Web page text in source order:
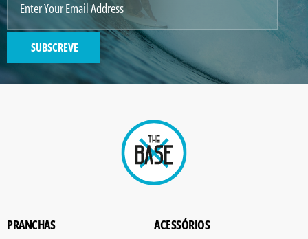
SUBSCREVE
PRANCHAS ACESSÓRIOS